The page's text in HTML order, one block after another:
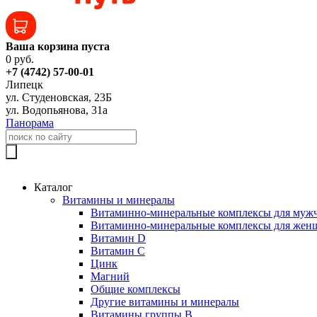
Ваша корзина пуста
0 руб.
+7 (4742) 57-00-01
Липецк
ул. Студеновская, 23Б
ул. Водопьянова, 31а
Панорама
Каталог
Витамины и минералы
Витаминно-минеральные комплексы для
Витаминно-минеральные комплексы для
Витамин D
Витамин C
Цинк
Магний
Общие комплексы
Другие витамины и минералы